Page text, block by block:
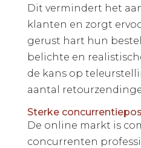
Dit vermindert het
klanten en zorgt
gerust hart hun
belichte en
de kans op
aantal
Sterke
De online markt is
concurrenten